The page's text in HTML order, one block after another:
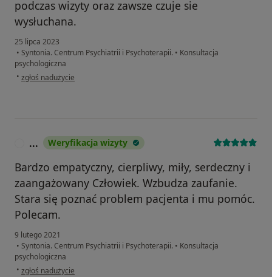
podczas wizyty oraz zawsze czuje sie
wysłuchana.
25 lipca 2023
• Syntonia. Centrum Psychiatrii i Psychoterapii. • Konsultacja
psychologiczna
• w opinii użytkownika Natalia
zgłoś nadużycie
... Weryfikacja wizyty
Bardzo empatyczny, cierpliwy, miły, serdeczny i
zaangażowany Człowiek. Wzbudza zaufanie.
Stara się poznać problem pacjenta i mu pomóc.
Polecam.
9 lutego 2021
• Syntonia. Centrum Psychiatrii i Psychoterapii. • Konsultacja
psychologiczna
• w opinii użytkownika ...
zgłoś nadużycie